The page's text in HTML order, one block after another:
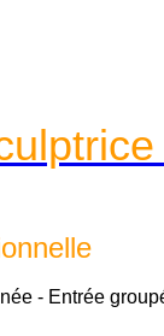
- Entrée